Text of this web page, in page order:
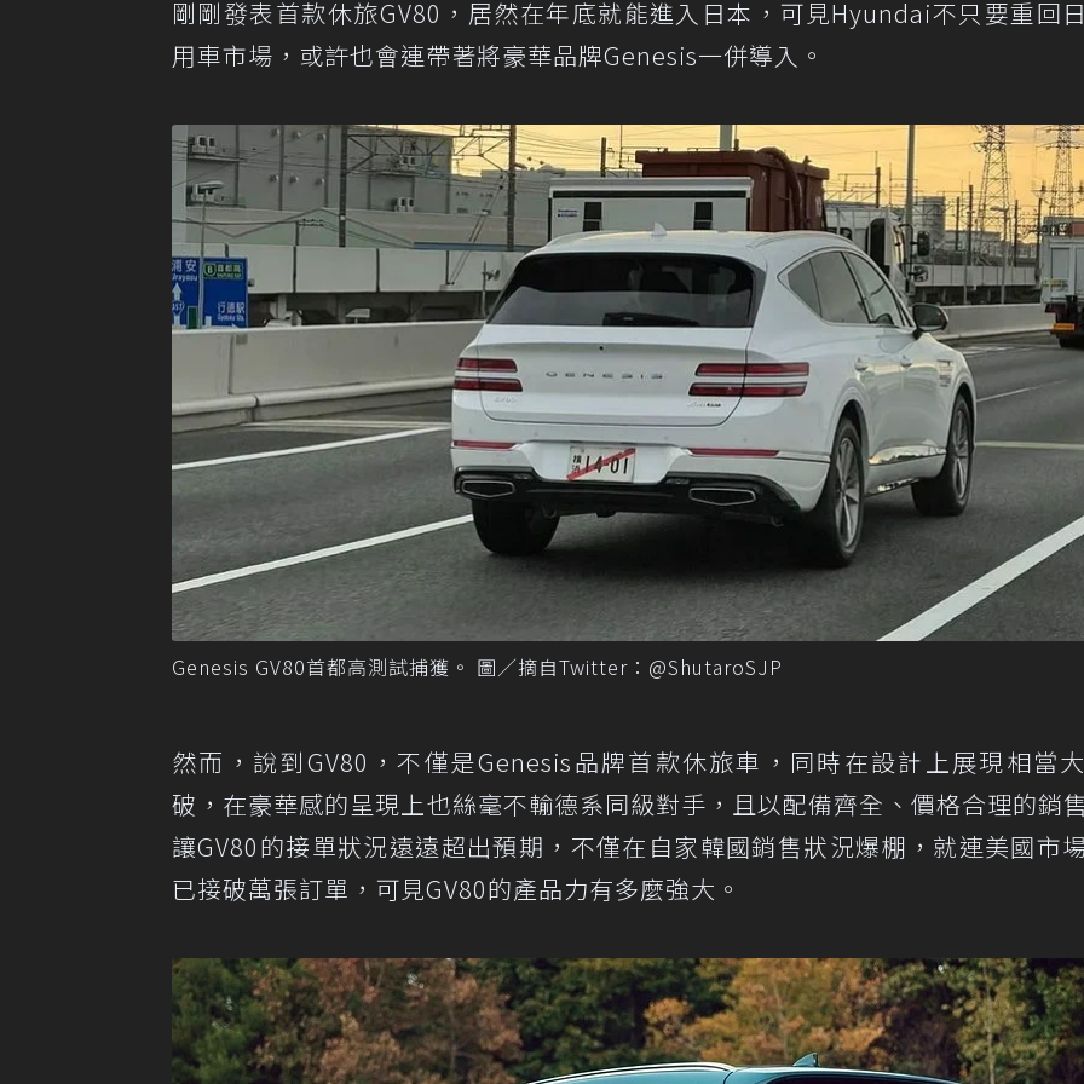
剛剛發表首款休旅GV80，居然在年底就能進入日本，可見Hyundai不只要重回
用車市場，或許也會連帶著將豪華品牌Genesis一併導入。
Genesis GV80首都高測試捕獲。 圖／摘自Twitter：@ShutaroSJP
然而，說到GV80，不僅是Genesis品牌首款休旅車，同時在設計上展現相當
破，在豪華感的呈現上也絲毫不輸德系同級對手，且以配備齊全、價格合理的銷
讓GV80的接單狀況遠遠超出預期，不僅在自家韓國銷售狀況爆棚，就連美國市
已接破萬張訂單，可見GV80的產品力有多麼強大。